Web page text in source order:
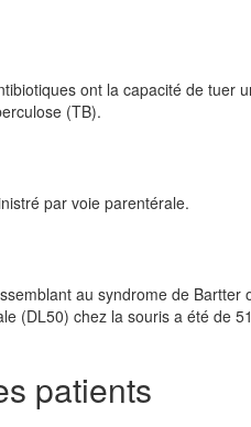
ont la capacité de tuer
(TB).
par voie parentérale.
au syndrome de Bartter
(DL50) chez la souris a été de
patients